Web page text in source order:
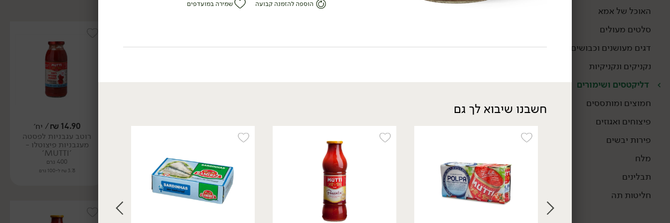
האוכל של אמא
סלטים מעולים
דגים מעושנים וכבושים
נקניקים ונקניקיות
דליקטסים ושימורים
חמוצים ומותססים
פיצוחים ואגוזים
פירות יבשים
מלח
תבלינים
חליטות תה
שפורפרת רכז עגבניות
ובצל - 'MUTTI'
שפורפרת רכז עגבניות
ירקות ועשבי תיבול -
6.43 ₪ ל-100 גרם
14.90
₪/ יח׳
רוטב עגבניות לפסטה
מעגבניות פיצוטלו -
'MUTTI'
400 גרם
3.73 ₪ ל-100 גרם
הוספה להזמנה קבועה שמירה במועדפים
חשבנו שיבוא לך גם